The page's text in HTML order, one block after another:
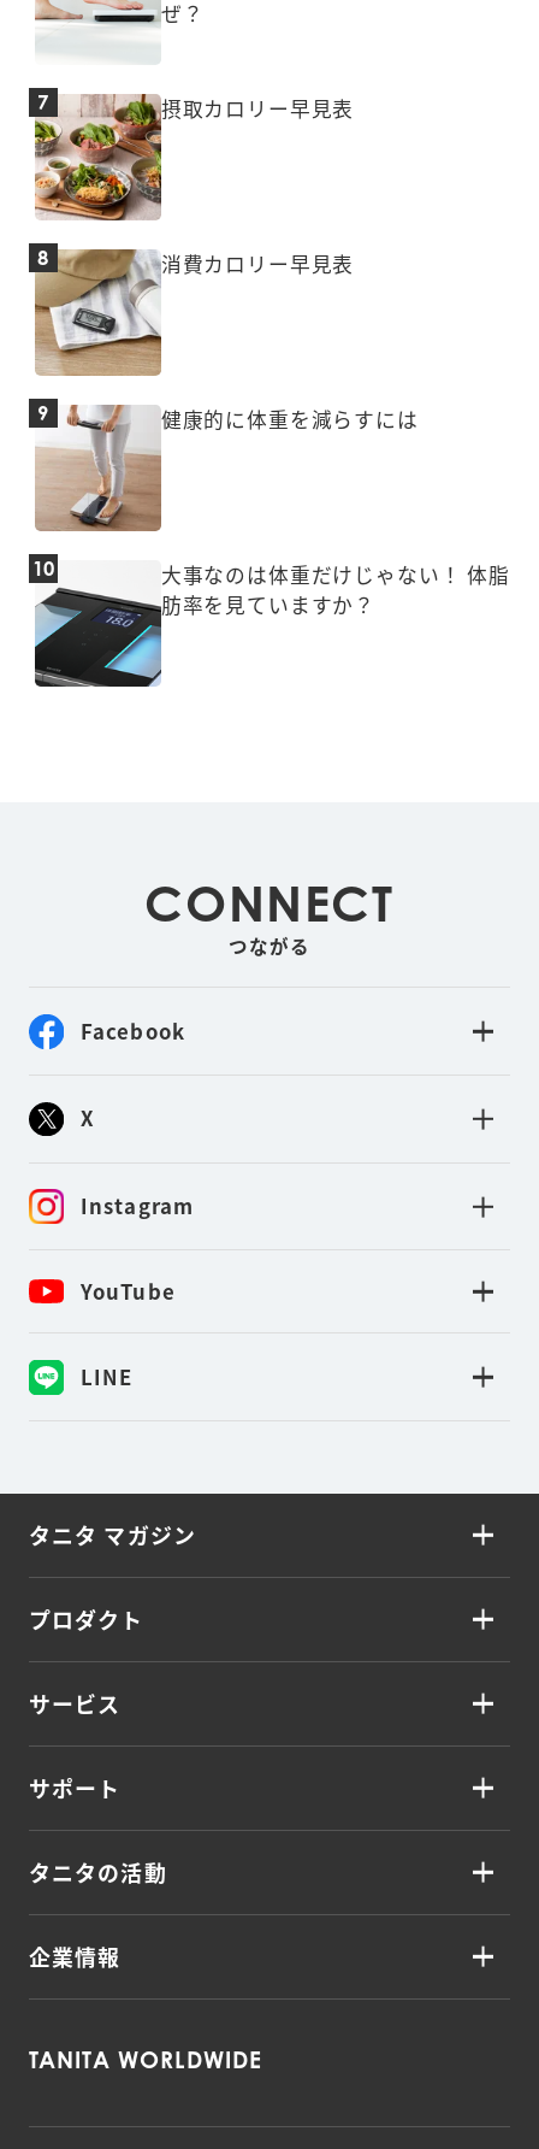
ぜ？
摂取カロリー早見表
消費カロリー早見表
健康的に体重を減らすには
大事なのは体重だけじゃない！ 体脂
肪率を見ていますか？
CONNECT
つながる
Facebook
X
Instagram
YouTube
LINE
タニタ マガジン
プロダクト
サービス
サポート
タニタの活動
企業情報
TANITA WORLDWIDE